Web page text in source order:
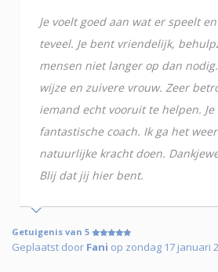
Je voelt goed aan wat er speelt
teveel. Je bent vriendelijk,
mensen niet langer op dan
wijze en zuivere vrouw. Zeer
iemand echt vooruit te helpen. Je
fantastische coach. Ik ga het
natuurlijke kracht doen.
Blij dat jij hier bent.
Getuigenis van 5
Geplaatst door Fani op zondag 17 januari